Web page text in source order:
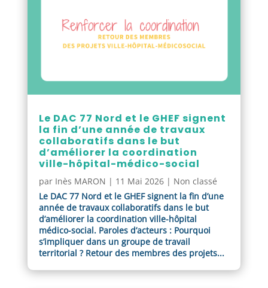
Le DAC 77 Nord et le GHEF signent
la fin d’une année de travaux
collaboratifs dans le but
d’améliorer la coordination
ville-hôpital-médico-social
par Inès MARON | 11 Mai 2026| Non classé
Le DAC 77 Nord et le GHEF signent la fin d’une
année de travaux collaboratifs dans le but
d’améliorer la coordination ville-hôpital
médico-social. Paroles d’acteurs : Pourquoi
s’impliquer dans un groupe de travail
territorial ? Retour des membres des projets...